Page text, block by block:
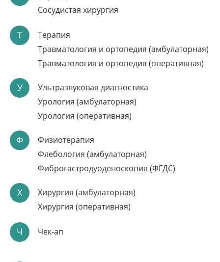
Подбор удобного времени приёма
Результаты проведенного обследования и
консультаций
Записаться онлайн
ЛАЗЕРНОЕ ЛЕЧЕНИЕ
НЕДЕРЖАНИЯ МОЧИ
Сосудистая хирургия
Т
Терапия
Травматология и ортопедия (амбулаторная)
Травматология и ортопедия (оперативная)
У
Ультразвуковая диагностика
Урология (амбулаторная)
Урология (оперативная)
Ф
Физиотерапия
Флебология (амбулаторная)
Фиброгастродуоденоскопия (ФГДС)
Х
Хирургия (амбулаторная)
Хирургия (оперативная)
Ч Чек-ап